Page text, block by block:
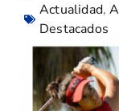
Actualidad,
Destacados